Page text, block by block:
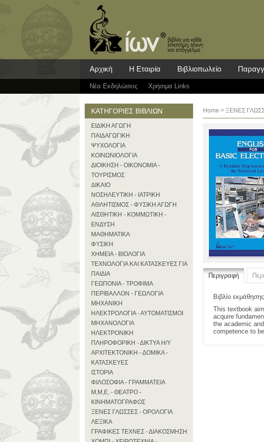
Αρχική Η Εταιρία Βιβλιοπωλείο
Νέα Eκδηλώσεις Χρήσιμα Links
ΚΑΤΗΓΟΡΙΕΣ ΒΙΒΛΙΩΝ
ΕΙΔΙΚΗ ΑΓΩΓΗ
ΠΑΙΔΑΓΩΓΙΚΗ
ΨΥΧΟΛΟΓΙΑ
ΚΟΙΝΩΝΙΟΛΟΓΙΑ
ΔΙΟΙΚΗΣΗ - ΟΙΚΟΝΟΜΙΑ -
ΤΟΥΡΙΣΜΟΣ
ΔΙΚΑΙΟ
ΝΟΣΗΛΕΥΤΙΚΗ - ΙΑΤΡΙΚΗ
ΑΘΛΗΤΙΣΜΟΣ - ΦΥΣΙΚΗ ΑΓΩΓΗ
ΑΙΣΘΗΤΙΚΗ - ΚΟΜΜΩΤΙΚΗ -
ΕΝΔΥΣΗ
ΜΑΘΗΜΑΤΙΚΑ
ΦΥΣΙΚΗ
ΧΗΜΕΙΑ - ΒΙΟΛΟΓΙΑ
ΤΕΧΝΟΛΟΓΙΑ ΚΑΙ ΚΑΤΑΣΚΕΥΕΣ ΓΙΑ
ΠΑΙΔΙΑ
ΓΕΩΠΟΝΙΑ - ΤΡΟΦΙΜΑ
ΠΕΡΙΒΑΛΛΟΝ - ΓΕΩΛΟΓΙΑ
ΜΗΧΑΝΙΚΗ
ΗΛΕΚΤΡΟΛΟΓΙΑ - ΑΥΤΟΜΑΤΙΣΜΟΙ
ΜΗΧΑΝΟΛΟΓΙΑ
ΗΛΕΚΤΡΟΝΙΚΗ
ΠΛΗΡΟΦΟΡΙΚΗ - ΔΙΚΤΥΑ Η/Υ
ΑΡΧΙΤΕΚΤΟΝΙΚΗ - ΔΟΜΙΚΑ -
ΚΑΤΑΣΚΕΥΕΣ
ΙΣΤΟΡΙΑ
ΦΙΛΟΣΟΦΙΑ - ΓΡΑΜΜΑΤΕΙΑ
Μ,Μ,Ε, - ΘΕΑΤΡΟ -
ΚΙΝΗΜΑΤΟΓΡΑΦΟΣ
ΞΕΝΕΣ ΓΛΩΣΣΕΣ - ΟΡΟΛΟΓΙΑ
ΛΕΞΙΚΑ
ΓΡΑΦΙΚΕΣ ΤΕΧΝΕΣ - ΔΙΑΚΟΣΜΗΣΗ
Home > ΞΕΝΕΣ
Περιγραφή
Βιβλίο
This textbook
acquire
the academic
competence to